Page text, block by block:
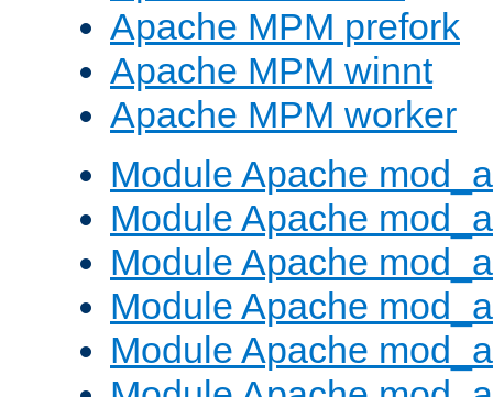
Apache MPM prefork
Apache MPM winnt
Apache MPM worker
Module Apache
Module Apache
Module Apache
Module Apache
Module Apache